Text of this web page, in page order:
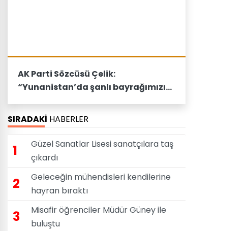
AK Parti Sözcüsü Çelik:
“Yunanistan’da şanlı bayrağımızın
SIRADAKİ HABERLER
1
Güzel Sanatlar Lisesi sanatçılara taş
çıkardı
2
Geleceğin mühendisleri kendilerine
hayran bıraktı
3
Misafir öğrenciler Müdür Güney ile
buluştu